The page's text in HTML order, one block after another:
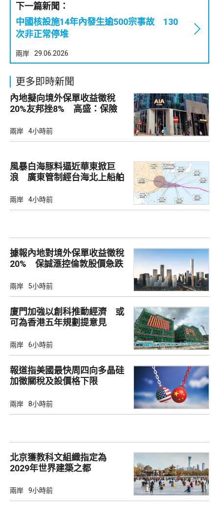
下一篇新聞：
中國核設施14年內發生逾500宗事故 130
次非正常停堆
兩岸 29.06.2026
更多即時新聞
內地擬向境外保單收益徵稅
20%友邦挫8% 高盛：保險
兩岸 4小時前
風暴白海豚料逼近華東掀巨
浪 廣東管制經台海北上船舶
兩岸 4小時前
據報內地對境外保單收益徵稅
20% 保誠滙控倫敦股價急跌
兩岸 5小時前
廈門加強以創科推動經濟 或
可為香港五年規劃提意見
兩岸 6小時前
報道指美國最快周四向多晶硅
加徵關稅及設價格下限
兩岸 8小時前
北京獲教科文組織指定為
2029年世界建築之都
兩岸 9小時前